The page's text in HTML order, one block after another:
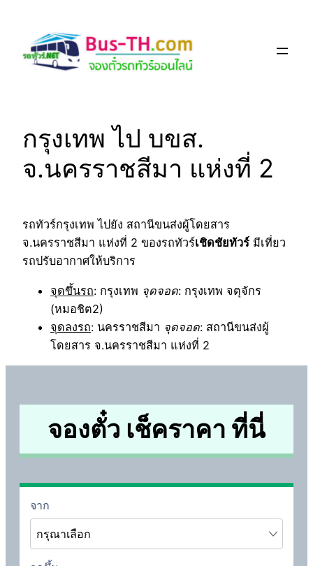
content
กรุงเทพ ไป บขส.
จ.นครราชสีมา แห่งที่ 2
รถทัวร์กรุงเทพ ไปยัง สถานีขนส่งผู้โดยสาร
จ.นครราชสีมา แห่งที่ 2 ของรถทัวร์เชิดชัยทัวร์ มีเที่ยว
รถปรับอากาศให้บริการ
จุดขึ้นรถ: กรุงเทพ จุดจอด: กรุงเทพ จตุจักร
(หมอชิต2)
จุดลงรถ: นครราชสีมา จุดจอด: สถานีขนส่งผู้
โดยสาร จ.นครราชสีมา แห่งที่ 2
จองตั๋ว เช็คราคา ที่นี่